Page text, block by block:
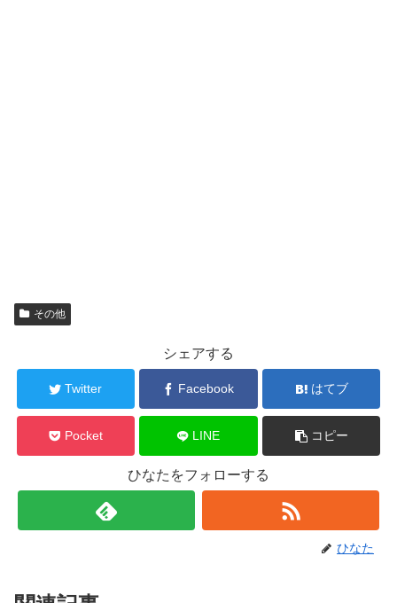
その他
シェアする
Twitter Facebook はてブ
Pocket LINE コピー
ひなたをフォローする
ひなた